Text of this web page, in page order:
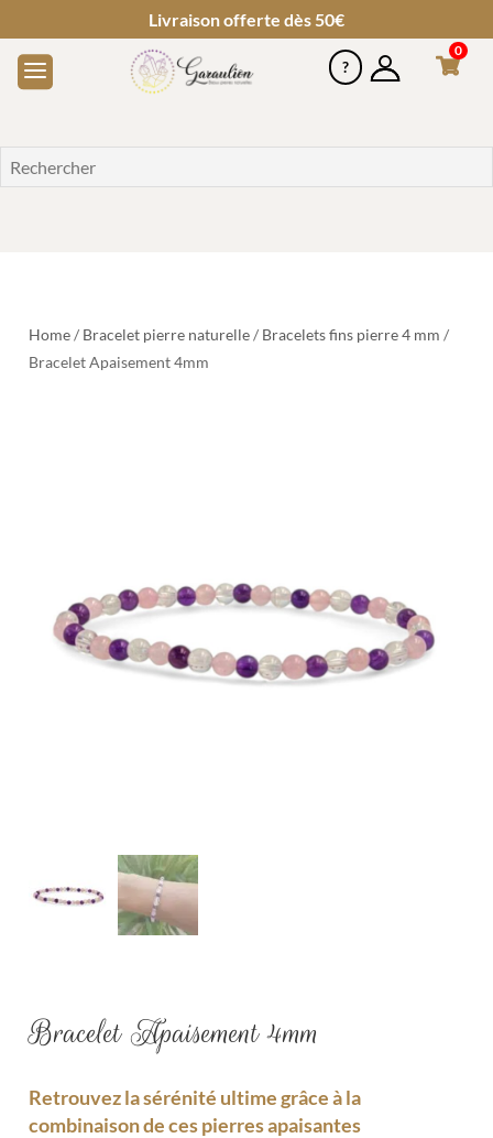
Livraison offerte dès 50€
0
Home/ Bracelet pierre naturelle/ Bracelets fins pierre 4 mm /
Bracelet Apaisement 4mm
Bracelet Apaisement 4mm
Retrouvez la sérénité ultime grâce à la
combinaison de ces pierres apaisantes